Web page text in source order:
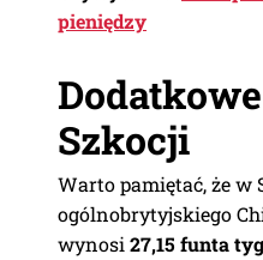
pieniędzy
Szkocji
Warto pamiętać, że w
ogólnobrytyjskiego
wynosi27,15 funta